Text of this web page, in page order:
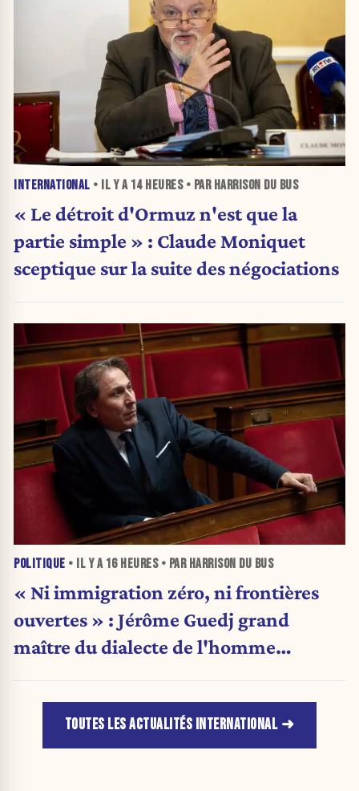
INTERNATIONAL • IL Y A 14 HEURES• PAR HARRISON DU BUS
« Le détroit d'Ormuz n'est que la
partie simple » : Claude Moniquet
sceptique sur la suite des négociations
POLITIQUE • IL Y A 16 HEURES• PAR HARRISON DU BUS
« Ni immigration zéro, ni frontières
ouvertes » : Jérôme Guedj grand
maître du dialecte de l'homme
TOUTES LES ACTUALITÉS INTERNATIONAL